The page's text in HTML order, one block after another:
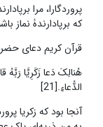
پروردگارا، مرا
که برپادارندۀ نماز
قرآن کریم دعای
هُنالِکَ دَعا زَکَرِیَّا
الدُّعاءِ.[21]
آنجا بود که زکریا